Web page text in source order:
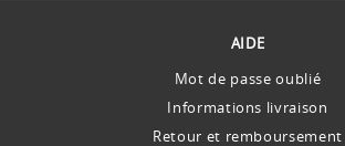
AIDE
Mot de passe oublié
Informations livraison
Retour et remboursement